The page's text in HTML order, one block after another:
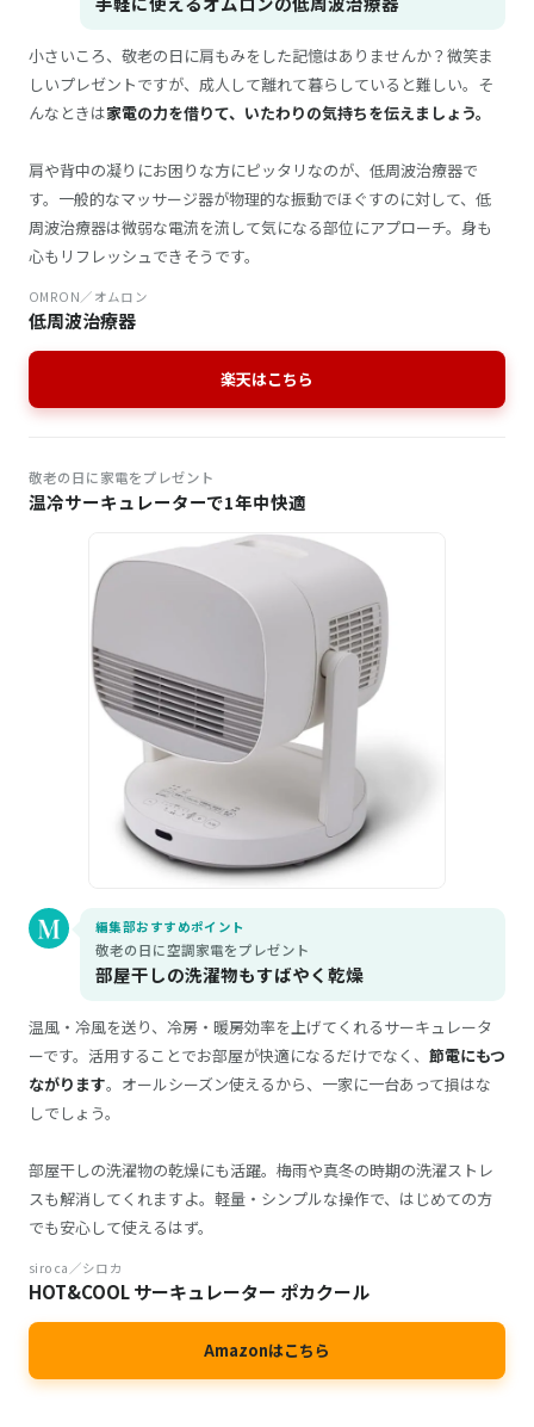
小さいころ、敬老の日に肩もみをした記憶はありませんか？微笑ま
しいプレゼントですが、成人して離れて暮らしていると難しい。そ
んなときは家電の力を借りて、いたわりの気持ちを伝えましょう。
肩や背中の凝りにお困りな方にピッタリなのが、低周波治療器で
す。一般的なマッサージ器が物理的な振動でほぐすのに対して、低
周波治療器は微弱な電流を流して気になる部位にアプローチ。身も
心もリフレッシュできそうです。
OMRON／オムロン
低周波治療器
楽天はこちら
敬老の日に家電をプレゼント
温冷サーキュレーターで1年中快適
編集部おすすめポイント
敬老の日に空調家電をプレゼント
部屋干しの洗濯物もすばやく乾燥
温風・冷風を送り、冷房・暖房効率を上げてくれるサーキュレータ
ーです。活用することでお部屋が快適になるだけでなく、 節電にもつ
ながります。オールシーズン使えるから、一家に一台あって損はな
しでしょう。
部屋干しの洗濯物の乾燥にも活躍。梅雨や真冬の時期の洗濯ストレ
スも解消してくれますよ。軽量・シンプルな操作で、はじめての方
でも安心して使えるはず。
siroca／シロカ
HOT&COOL サーキュレーター ポカクール
Amazonはこちら